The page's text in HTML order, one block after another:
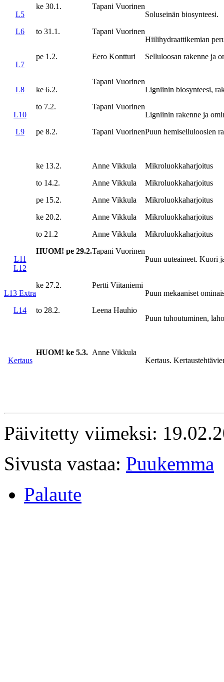
L5
ke 30.1.
Tapani Vuorinen
Soluseinän biosynteesi.
L6
to 31.1.
Tapani Vuorinen
Hiilihydraattikemian
L7
pe 1.2. Eero Kontturi Selluloosan rakenne ja
L8 ke 6.2.
Tapani Vuorinen
Ligniinin biosynteesi,
L10
to 7.2.
Tapani Vuorinen
Ligniinin rakenne ja
L9
pe 8.2. Tapani VuorinenPuun hemiselluloosien
ke 13.2.
to 14.2.
pe 15.2.
ke 20.2.
to 21.2
Anne Vikkula
Anne Vikkula
Anne Vikkula
Anne Vikkula
Anne Vikkula
Mikroluokkaharjoitus
Mikroluokkaharjoitus
Mikroluokkaharjoitus
Mikroluokkaharjoitus
Mikroluokkaharjoitus
L11
L12
HUOM! pe 29.2.Tapani Vuorinen
Puun uuteaineet. Kuori
L13 Extra
ke 27.2.
Pertti Viitaniemi
Puun mekaaniset
L14
to 28.2.
Leena Hauhio
Puun tuhoutuminen,
Kertaus
HUOM! ke 5.3. Anne Vikkula
Kertaus.
Päivitetty viimeksi:
Sivusta vastaa: Puukemma
Palaute